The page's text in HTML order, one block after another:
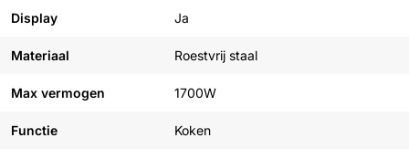
Display Ja
Materiaal Roestvrij staal
Max vermogen 1700W
Functie Koken